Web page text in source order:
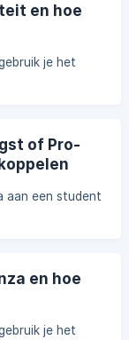
en hoe
je het
of Pro-
aan een student
en hoe
je het